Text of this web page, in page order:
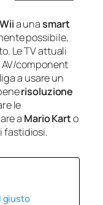
a unasmart
possibile,
Le TV attuali
component
a usare un
risoluzione
le
a Mario Karto
fastidiosi.
giusto